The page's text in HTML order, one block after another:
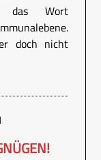
das Wort
doch nicht